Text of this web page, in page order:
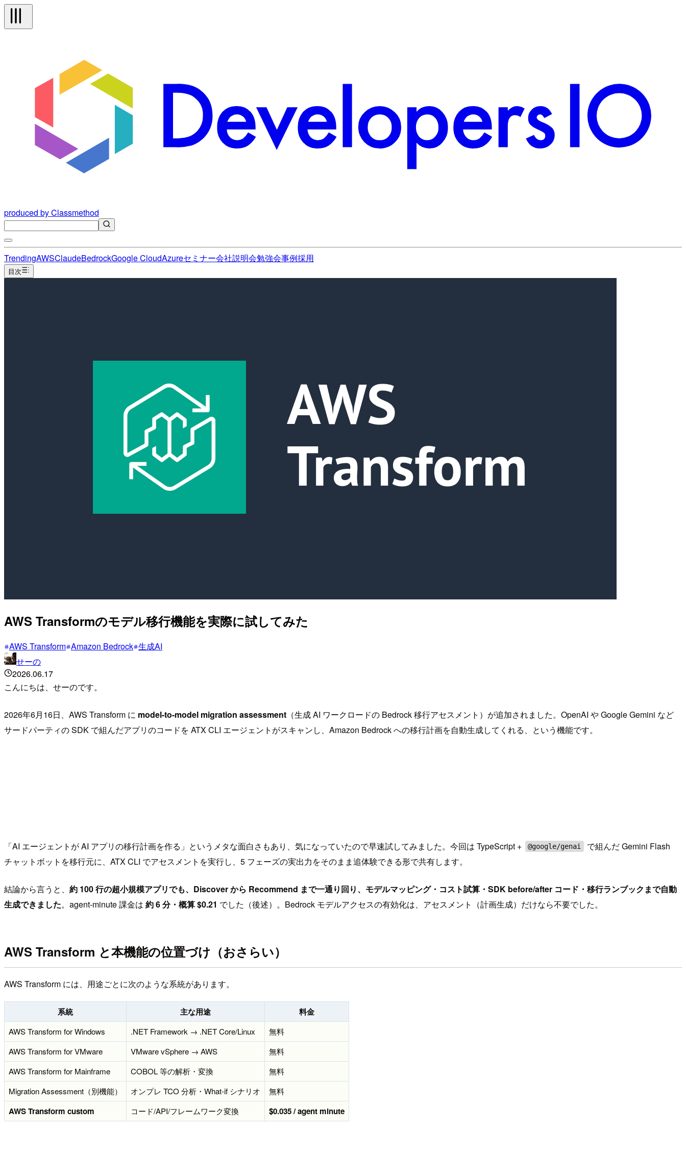
produced by Classmethod
TrendingAWSClaudeBedrockGoogle CloudAzureセミナー会社説明会勉強会事例採用
目次
AWS Transformのモデル移行機能を実際に試してみた
AWS Transform Amazon Bedrock 生成AI
せーの
2026.06.17
こんにちは、せーのです。
2026年6月16日、AWS Transform に model-to-model migration assessment （生成 AI ワークロードの Bedrock 移行アセスメント）が追加されました。OpenAI や Google Gemini など
サードパーティの SDK で組んだアプリのコードを ATX CLI エージェントがスキャンし、Amazon Bedrock への移行計画を自動生成してくれる、という機能です。
「AI エージェントが AI アプリの移行計画を作る」というメタな面白さもあり、気になっていたので早速試してみました。今回は TypeScript + @google/genai
で組んだ Gemini Flash
チャットボットを移行元に、ATX CLI でアセスメントを実行し、5 フェーズの実出力をそのまま追体験できる形で共有します。
結論から言うと、 約 100 行の超小規模アプリでも、Discover から Recommend まで一通り回り、モデルマッピング・コスト試算・SDK before/after コード・移行ランブックまで自動
生成できました。agent-minute 課金は 約 6 分・概算 $0.21 でした（後述）。Bedrock モデルアクセスの有効化は、アセスメント（計画生成）だけなら不要でした。
AWS Transform と本機能の位置づけ（おさらい）
AWS Transform には、用途ごとに次のような系統があります。
系統 主な用途 料金
AWS Transform for Windows .NET Framework → .NET Core/Linux
無料
AWS Transform for VMware
VMware vSphere → AWS
無料
AWS Transform for Mainframe
COBOL 等の解析・変換
無料
Migration Assessment（別機能）
オンプレ TCO 分析・What-if シナリオ 無料
AWS Transform custom コード/API/フレームワーク変換 $0.035 / agent minute